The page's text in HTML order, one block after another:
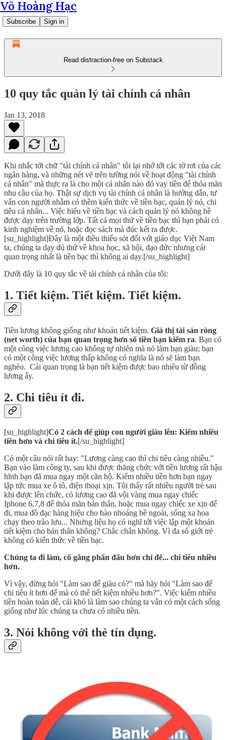
Võ Hoàng Hạc
Subscribe Sign in
Read distraction-free on Substack
10 quy tắc quản lý tài chính cá nhân
Jan 13, 2018
Khi nhắc tới chữ "tài chính cá nhân" tôi lại nhớ tới các tờ rơi của các
ngân hàng, và những nét vẽ trên tường nói về hoạt động "tài chính
cá nhân" mà thực ra là cho một cá nhân nào đó vay tiền để thỏa mãn
nhu cầu của họ. Thật sự dịch vụ tài chính cá nhân là hướng dẫn, tư
vấn con người nhằm có thêm kiến thức về tiền bạc, quản lý nó, chi
tiêu cá nhân... Việc hiểu về tiền bạc và cách quản lý nó không hề
được dạy trên trường lớp. Tất cả mọi thứ về tiền bạc thì bạn phải có
kinh nghiệm về nó, hoặc đọc sách mà đúc kết ra được.
[su_highlight]Đây là một điều thiếu sót đối với giáo dục Việt Nam
ta, chúng ta dạy đủ thứ về khoa học, xã hội, đạo đức nhưng cái
quan trọng nhất là tiền bạc thì không ai dạy.[/su_highlight]
Dưới đây là 10 quy tắc về tài chính cá nhân của tôi:
1. Tiết kiệm. Tiết kiệm. Tiết kiệm.
Tiền lương không giống như khoản tiết kiệm. Giá thị tài sản ròng
(net worth) của bạn quan trọng hơn số tiền bạn kiếm ra. Bạn có
một công việc lương cao không tự nhiên mà nó làm bạn giàu; bạn
có một công việc lương thấp không có nghĩa là nó sẽ làm bạn
nghèo. Cái quan trọng là bạn tiết kiệm được bao nhiêu từ đồng
lương ấy.
2. Chi tiêu ít đi.
[su_highlight]Có 2 cách để giúp con người giàu lên: Kiếm nhiều
tiền hơn và chi tiêu ít.[/su_highlight]
Có một câu nói rất hay: "Lương càng cao thì chi tiêu càng nhiều."
Bạn vào làm công ty, sau khi được thăng chức với tiền lương rất hậu
hĩnh bạn đã mua ngay một căn hộ. Kiếm nhiều tiền hơn bạn ngay
lập tức mua xe ô tô, điện thoại xịn. Tôi thấy rất nhiều người trẻ sau
khi được lên chức, có lương cao đã vội vàng mua ngay chiếc
Iphone 6,7,8 để thỏa mãn bản thân, hoặc mua ngay chiếc xe xịn để
đi, mua đồ đạc hàng hiệu cho hào nhoáng bề ngoài, sống xa hoa
chạy theo trào lưu... Nhưng liệu họ có nghĩ tới việc lập một khoản
tiết kiệm cho bản thân không? Chắc chắn không. Vì đa số giới trẻ
không có kiến thức về tiền bạc.
Chúng ta đi làm, cố gắng phấn đấu hơn chỉ để... chi tiêu nhiều
hơn.
Vì vậy, đừng hỏi "Làm sao để giàu có?" mà hãy hỏi "Làm sao để
chi tiêu ít hơn để mà có thể tiết kiệm nhiều hơn?". Việc kiếm nhiều
tiền hoàn toàn dễ, cái khó là làm sao chúng ta vẫn có một cách sống
giống như lúc chúng ta chưa có nhiều tiền.
3. Nói không với thẻ tín dụng.